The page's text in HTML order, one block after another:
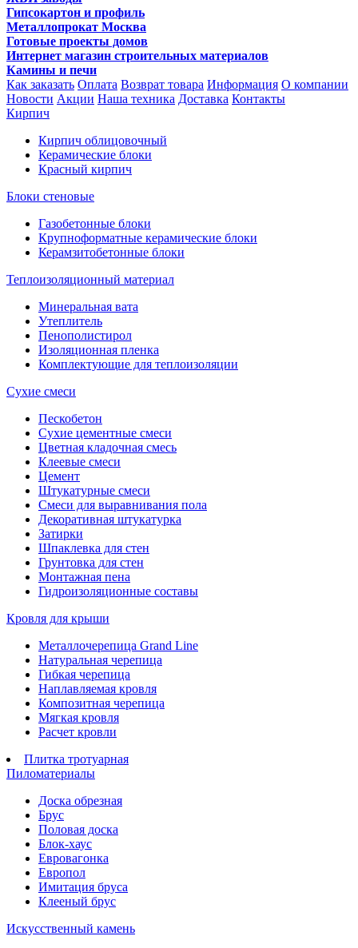
Гипсокартон и профиль
Металлопрокат Москва
Готовые проекты домов
Интернет магазин строительных материалов
Камины и печи
Как заказать Оплата Возврат товара Информация О компании
Новости Акции Наша техника Доставка Контакты
Кирпич
Кирпич облицовочный
Керамические блоки
Красный кирпич
Блоки стеновые
Газобетонные блоки
Крупноформатные керамические блоки
Керамзитобетонные блоки
Теплоизоляционный материал
Минеральная вата
Утеплитель
Пенополистирол
Изоляционная пленка
Комплектующие для теплоизоляции
Сухие смеси
Пескобетон
Сухие цементные смеси
Цветная кладочная смесь
Клеевые смеси
Цемент
Штукатурные смеси
Смеси для выравнивания пола
Декоративная штукатурка
Затирки
Шпаклевка для стен
Грунтовка для стен
Монтажная пена
Гидроизоляционные составы
Кровля для крыши
Металлочерепица Grand Line
Натуральная черепица
Гибкая черепица
Наплавляемая кровля
Композитная черепица
Мягкая кровля
Расчет кровли
Плитка тротуарная
Пиломатериалы
Доска обрезная
Брус
Половая доска
Блок-хаус
Евровагонка
Европол
Имитация бруса
Клееный брус
Искусственный камень